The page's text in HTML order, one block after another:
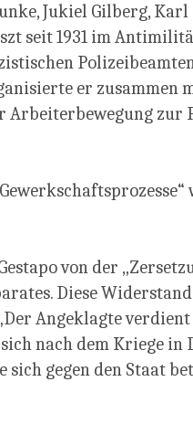
Jukiel Gilberg,
seit 1931 im
er zusammen
Arbeiterbewegung zur
von der
Diese
Angeklagte
nach dem Kriege in
sich gegen den Staat